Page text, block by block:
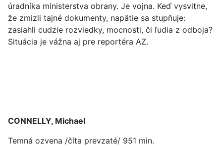
úradníka ministerstva obrany. Je vojna. Keď vysvitne,
že zmizli tajné dokumenty, napätie sa stupňuje:
zasiahli cudzie rozviedky, mocnosti, či ľudia z odboja?
Situácia je vážna aj pre reportéra AZ.
CONNELLY, Michael
Temná ozvena /číta prevzaté/ 951 min.